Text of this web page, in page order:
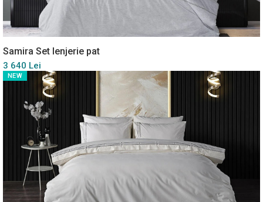
Samira Set lenjerie pat
3 640 Lei
NEW